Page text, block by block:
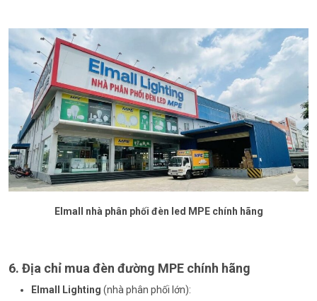
Elmall nhà phân phối đèn led MPE chính hãng
6. Địa chỉ mua đèn đường MPE chính hãng
Elmall Lighting (nhà phân phối lớn):